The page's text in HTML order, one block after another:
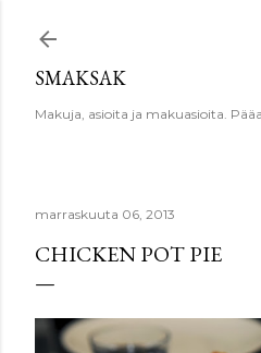
SMAKSAK
Makuja, asioita ja makuasioita.
marraskuuta 06, 2013
CHICKEN POT PIE